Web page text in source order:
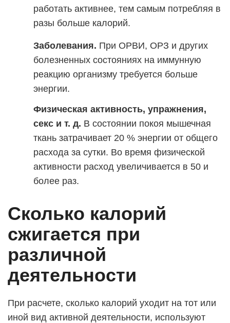
работать активнее, тем самым потребляя в
разы больше калорий.
Заболевания. При ОРВИ, ОРЗ и других
болезненных состояниях на иммунную
реакцию организму требуется больше
энергии.
Физическая активность, упражнения,
секс и т. д. В состоянии покоя мышечная
ткань затрачивает 20 % энергии от общего
расхода за сутки. Во время физической
активности расход увеличивается в 50 и
более раз.
Сколько калорий
сжигается при
различной
деятельности
При расчете, сколько калорий уходит на тот или
иной вид активной деятельности, используют